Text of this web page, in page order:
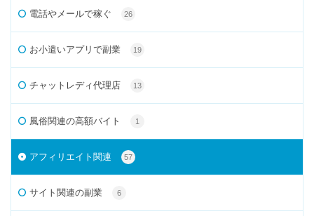
電話やメールで稼ぐ 26
お小遣いアプリで副業 19
チャットレディ代理店 13
風俗関連の高額バイト 1
アフィリエイト関連 57
サイト関連の副業 6